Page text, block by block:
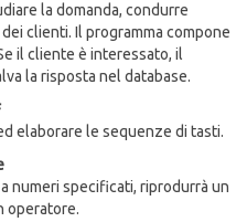
la domanda, condurre
clienti. Il programma compone
il cliente è interessato, il
la risposta nel database.
elaborare le sequenze di tasti.
numeri specificati, riprodurrà un
operatore.